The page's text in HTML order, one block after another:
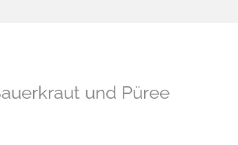
und Püree